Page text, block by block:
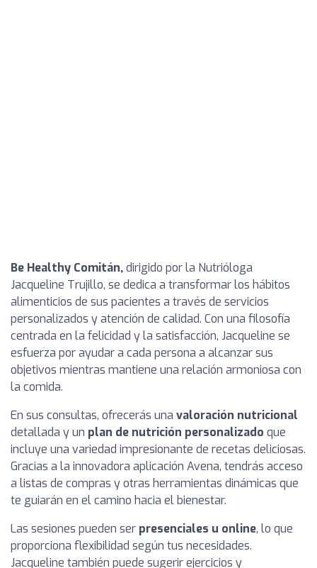
Be Healthy Comitán,dirigido por la Nutrióloga
Jacqueline Trujillo, se dedica a transformar los hábitos
alimenticios de sus pacientes a través de servicios
personalizados y atención de calidad. Con una filosofía
centrada en la felicidad y la satisfacción, Jacqueline se
esfuerza por ayudar a cada persona a alcanzar sus
objetivos mientras mantiene una relación armoniosa con
la comida.
En sus consultas, ofrecerás una valoración nutricional
detallada y un plan de nutrición personalizado que
incluye una variedad impresionante de recetas deliciosas.
Gracias a la innovadora aplicación Avena, tendrás acceso
a listas de compras y otras herramientas dinámicas que
te guiarán en el camino hacia el bienestar.
Las sesiones pueden ser presenciales u online, lo que
proporciona flexibilidad según tus necesidades.
Jacqueline también puede sugerir ejercicios y